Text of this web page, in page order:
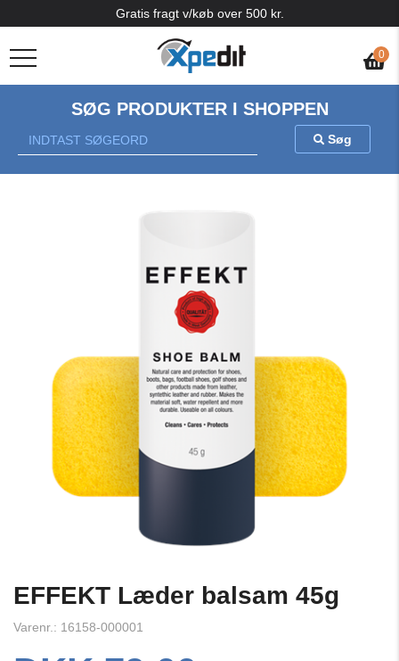
0
Gratis fragt v/køb over 500 kr.
SØG PRODUKTER I SHOPPEN
Søg
EFFEKT Læder balsam 45g
Varenr.: 16158-000001